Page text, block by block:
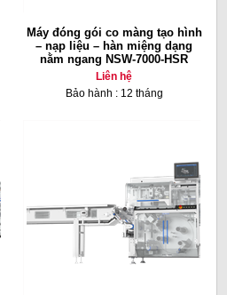
Máy đóng gói co màng tạo hình
– nạp liệu – hàn miệng dạng
nằm ngang NSW-7000-HSR
Liên hệ
Bảo hành : 12 tháng